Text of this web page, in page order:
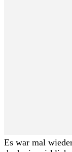
Es war mal